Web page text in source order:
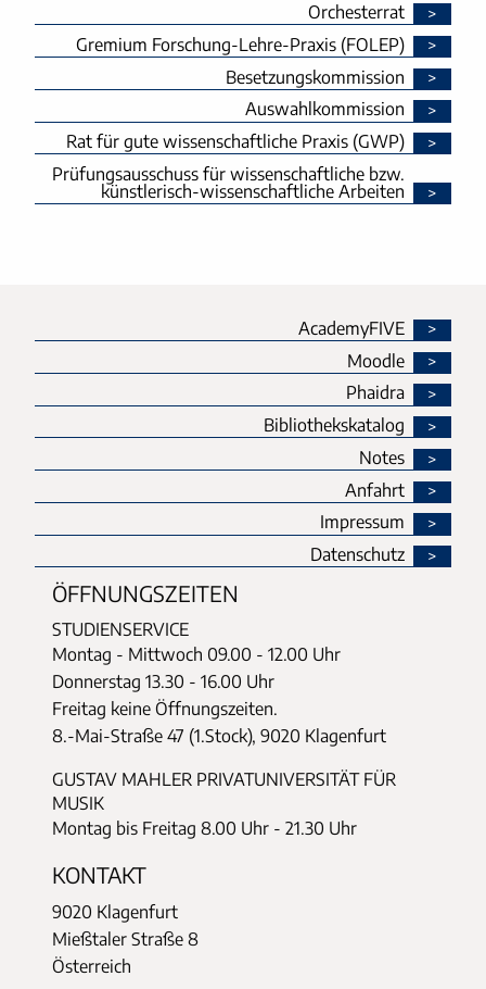
Orchesterrat
Gremium Forschung-Lehre-Praxis (FOLEP)
Besetzungskommission
Auswahlkommission
Rat für gute wissenschaftliche Praxis (GWP)
Prüfungsausschuss für wissenschaftliche bzw.
künstlerisch-wissenschaftliche Arbeiten
AcademyFIVE
Moodle
Phaidra
Bibliothekskatalog
Notes
Anfahrt
Impressum
Datenschutz
ÖFFNUNGSZEITEN
STUDIENSERVICE
Montag - Mittwoch 09.00 - 12.00 Uhr
Donnerstag 13.30 - 16.00 Uhr
Freitag keine Öffnungszeiten.
8.-Mai-Straße 47 (1.Stock), 9020 Klagenfurt
GUSTAV MAHLER PRIVATUNIVERSITÄT FÜR
MUSIK
Montag bis Freitag 8.00 Uhr - 21.30 Uhr
KONTAKT
9020 Klagenfurt
Mießtaler Straße 8
Österreich